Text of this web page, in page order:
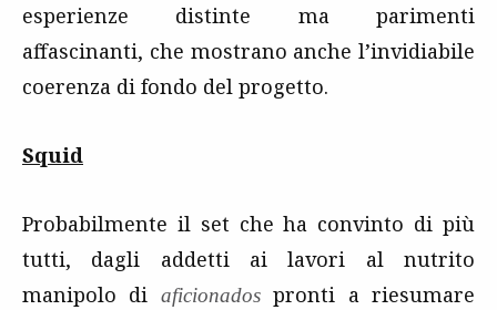
esperienze distinte ma parimenti
affascinanti, che mostrano anche l’invidiabile
coerenza di fondo del progetto.
Squid
Probabilmente il set che ha convinto di più
tutti, dagli addetti ai lavori al nutrito
manipolo di aficionadospronti a riesumare